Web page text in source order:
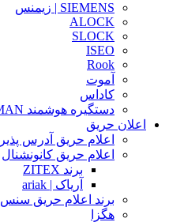
SIEMENS | زیمنس
ALOCK
SLOCK
ISEO
Rook
آموت
کاداس
دستگیره هوشمند GATEMAN
اعلان حریق
اعلام حریق آدرس پذیر
اعلام حریق کانونشنال
برند ZITEX
آریاک | ariak
برند اعلام حریق سنس
هگزا